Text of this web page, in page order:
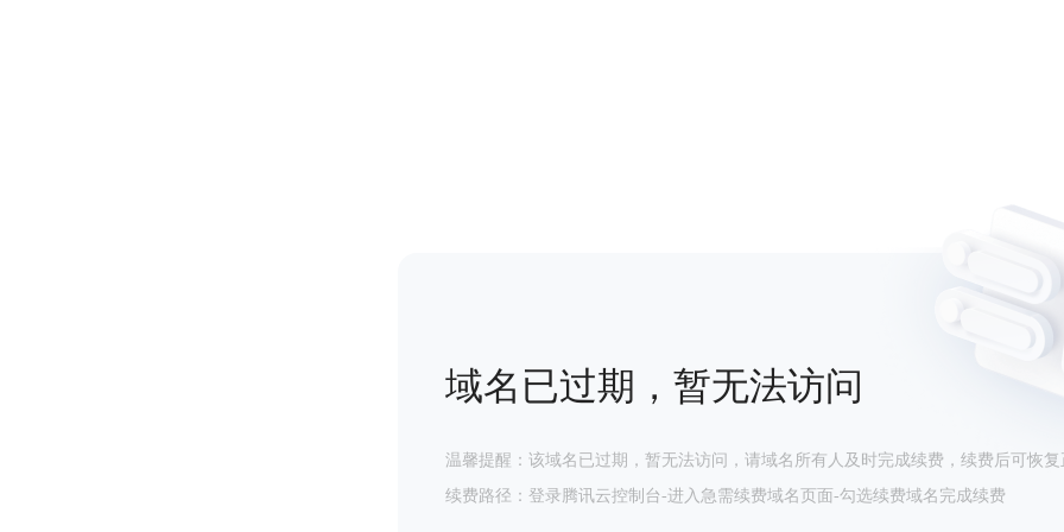
域名已过期，暂无法访问
温馨提醒：该域名已过期，暂无法访问，请域名所有人及时完成续费，续费后可恢复
续费路径：登录腾讯云控制台-进入急需续费域名页面-勾选续费域名完成续费